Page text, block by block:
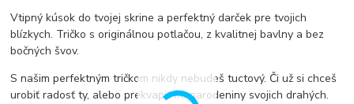
Vtipný kúsok do tvojej skrine a perfektný darček pre tvojich
blízkych. Tričko s originálnou potlačou, z kvalitnej bavlny a bez
bočných švov.
S našim perfektným tričkom nikdy nebudeš tuctový. Či už si chceš
urobiť radosť ty, alebo prekvapiť na narodeniny svojich drahých.